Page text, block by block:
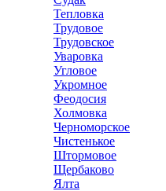
Тепловка
Трудовое
Трудовское
Уваровка
Угловое
Укромное
Феодосия
Холмовка
Черноморское
Чистенькое
Штормовое
Щербаково
Ялта